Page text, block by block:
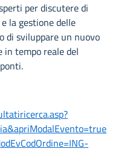
per discutere di
la gestione delle
di sviluppare un nuovo
in tempo reale del